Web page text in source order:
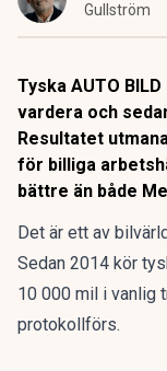
Gullström
Tyska AUTO
vardera och
Resultatet
för billiga
bättre än både
Det är ett av
Sedan 2014 kör
10 000 mil i vanlig
protokollförs.